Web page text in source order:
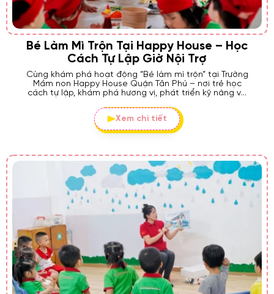
Bé Làm Mì Trộn Tại Happy House – Học
Cách Tự Lập Giờ Nội Trợ
Cùng khám phá hoạt động “Bé làm mì trộn” tại Trường
Mầm non Happy House Quận Tân Phú – nơi trẻ học
cách tự lập, khám phá hương vị, phát triển kỹ năng và
Xem chi tiết